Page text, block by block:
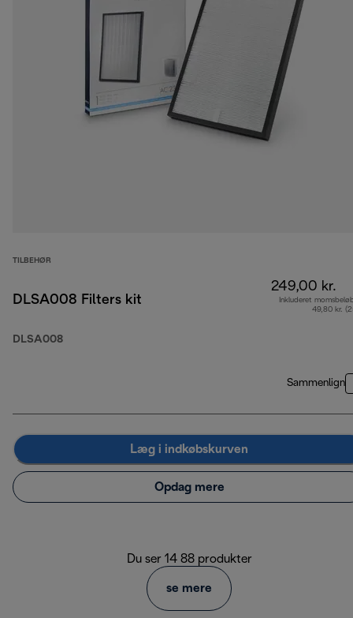
TILBEHØR
DLSA008 Filters kit
DLSA008
249,00 kr.
Inkluderet
49,80 kr.
Sammenlign
Læg i indkøbskurven
Opdag mere
Du ser 14 88 produkter
se mere